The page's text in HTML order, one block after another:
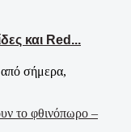
και Red...
από σήμερα,